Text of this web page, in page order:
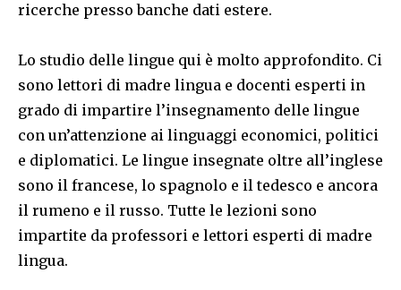
ricerche presso banche dati estere.
Lo studio delle lingue qui è molto approfondito. Ci
sono lettori di madre lingua e docenti esperti in
grado di impartire l’insegnamento delle lingue
con un’attenzione ai linguaggi economici, politici
e diplomatici. Le lingue insegnate oltre all’inglese
sono il francese, lo spagnolo e il tedesco e ancora
il rumeno e il russo. Tutte le lezioni sono
impartite da professori e lettori esperti di madre
lingua.